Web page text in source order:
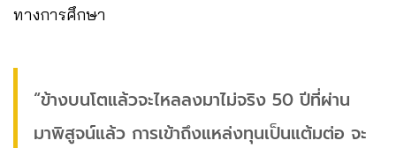
ทางการศึกษา
“ข้างบนโตแล้วจะไหลลงมาไม่จริง 50 ปีที่ผ่าน
มาพิสูจน์แล้ว การเข้าถึงแหล่งทุนเป็นแต้มต่อ จะ